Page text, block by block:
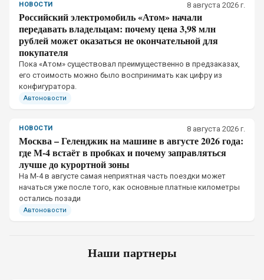
НОВОСТИ 8 августа 2026 г.
Российский электромобиль «Атом» начали
передавать владельцам: почему цена 3,98 млн
рублей может оказаться не окончательной для
покупателя
Пока «Атом» существовал преимущественно в предзаказах,
его стоимость можно было воспринимать как цифру из
конфигуратора.
Автоновости
НОВОСТИ 8 августа 2026 г.
Москва – Геленджик на машине в августе 2026 года:
где М-4 встаёт в пробках и почему заправляться
лучше до курортной зоны
На М-4 в августе самая неприятная часть поездки может
начаться уже после того, как основные платные километры
остались позади
Автоновости
Наши партнеры